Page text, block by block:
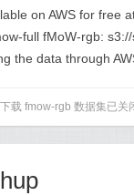
on AWS for free
full fMoW-rgb:
the data through
载 fmow-rgb 数据集已关